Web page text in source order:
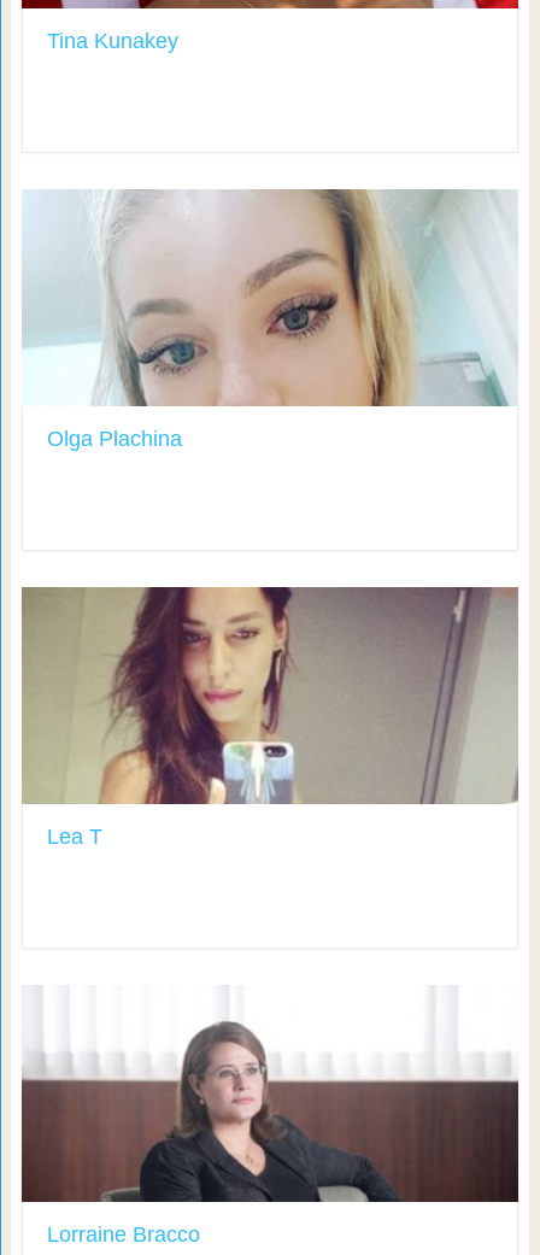
Tina Kunakey
Olga Plachina
Lea T
Lorraine Bracco